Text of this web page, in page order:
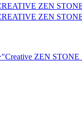
ZEN
ZEN
ZEN